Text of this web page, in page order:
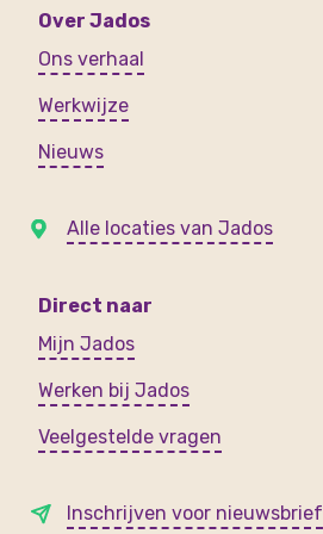
Over Jados
Ons verhaal
Werkwijze
Nieuws
Alle locaties van Jados
Direct naar
Mijn Jados
Werken bij Jados
Veelgestelde vragen
Inschrijven voor nieuwsbrief